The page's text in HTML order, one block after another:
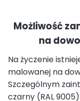
Możliwość
na
Na życzenie
malowanej na
Szczególnym
czarny (RAL